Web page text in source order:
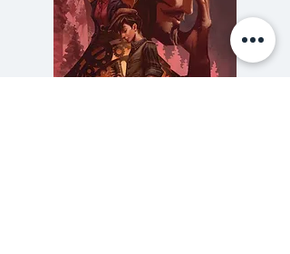
เยาวชนผู้มีความผิดหนึ่งร้อย
คน...สังคมมองว่าเป็นตัวเบี้ยไร้
ค่า...กำลังถูกส่งไปทำภารกิจอันตราย